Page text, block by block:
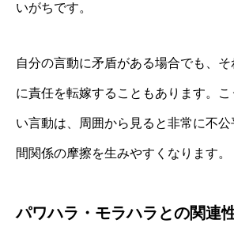
いがちです。
自分の言動に矛盾がある場合でも、そ
に責任を転嫁することもあります。
い言動は、周囲から見ると非常に不公
間関係の摩擦を生みやすくなります。
パワハラ・モラハラとの関連